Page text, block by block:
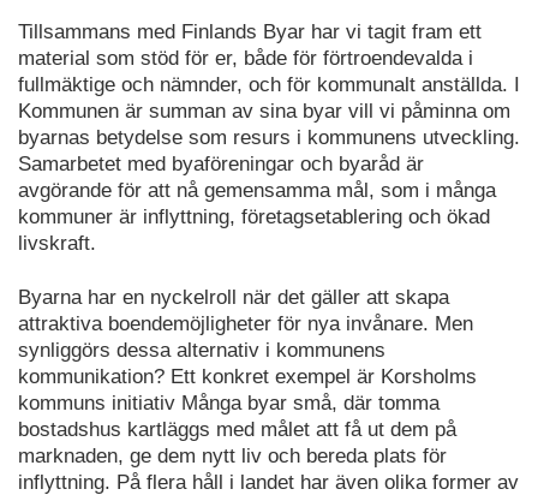
Tillsammans med Finlands Byar har vi tagit fram ett
material som stöd för er, både för förtroendevalda i
fullmäktige och nämnder, och för kommunalt anställda. I
Kommunen är summan av sina byar vill vi påminna om
byarnas betydelse som resurs i kommunens utveckling.
Samarbetet med byaföreningar och byaråd är
avgörande för att nå gemensamma mål, som i många
kommuner är inflyttning, företagsetablering och ökad
livskraft.
Byarna har en nyckelroll när det gäller att skapa
attraktiva boendemöjligheter för nya invånare. Men
synliggörs dessa alternativ i kommunens
kommunikation? Ett konkret exempel är Korsholms
kommuns initiativ Många byar små, där tomma
bostadshus kartläggs med målet att få ut dem på
marknaden, ge dem nytt liv och bereda plats för
inflyttning. På flera håll i landet har även olika former av